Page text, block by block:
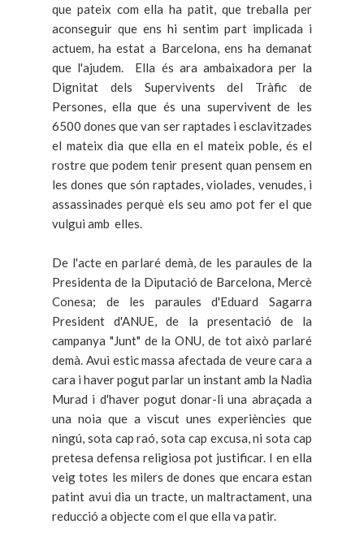
que pateix com ella ha patit, que treballa per
aconseguir que ens hi sentim part implicada i
actuem, ha estat a Barcelona, ens ha demanat
que l'ajudem. Ella és ara ambaixadora per la
Dignitat dels Supervivents del Tràfic de
Persones, ella que és una supervivent de les
6500 dones que van ser raptades i esclavitzades
el mateix dia que ella en el mateix poble, és el
rostre que podem tenir present quan pensem en
les dones que són raptades, violades, venudes, i
assassinades perquè els seu amo pot fer el que
vulgui amb elles.
De l'acte en parlaré demà, de les paraules de la
Presidenta de la Diputació de Barcelona, Mercè
Conesa; de les paraules d'Eduard Sagarra
President d'ANUE, de la presentació de la
campanya "Junt" de la ONU, de tot això parlaré
demà. Avui estic massa afectada de veure cara a
cara i haver pogut parlar un instant amb la Nadia
Murad i d'haver pogut donar-li una abraçada a
una noia que a viscut unes experiències que
ningú, sota cap raó, sota cap excusa, ni sota cap
pretesa defensa religiosa pot justificar. I en ella
veig totes les milers de dones que encara estan
patint avui dia un tracte, un maltractament, una
reducció a objecte com el que ella va patir.